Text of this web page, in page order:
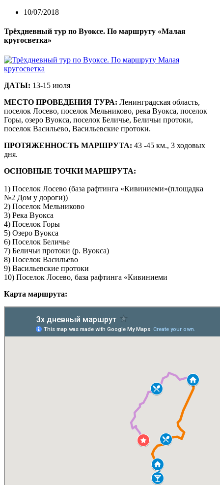
10/07/2018
Трёхдневный тур по Вуоксе. По маршруту «Малая
кругосветка»
ДАТЫ: 13-15 июля
МЕСТО ПРОВЕДЕНИЯ ТУРА: Ленинградская область,
поселок Лосево, поселок Мельниково, река Вуокса, поселок
Горы, озеро Вуокса, поселок Беличье, Беличьи протоки,
поселок Васильево, Васильевские протоки.
ПРОТЯЖЕННОСТЬ МАРШРУТА: 43 -45 км., 3 ходовых
дня.
ОСНОВНЫЕ ТОЧКИ МАРШРУТА:
1) Поселок Лосево (база рафтинга «Кивиниеми»(площадка
№2 Дом у дороги))
2) Поселок Мельниково
3) Река Вуокса
4) Поселок Горы
5) Озеро Вуокса
6) Поселок Беличье
7) Беличьи протоки (р. Вуокса)
8) Поселок Васильево
9) Васильевские протоки
10) Поселок Лосево, база рафтинга «Кивиниеми
Карта маршрута: